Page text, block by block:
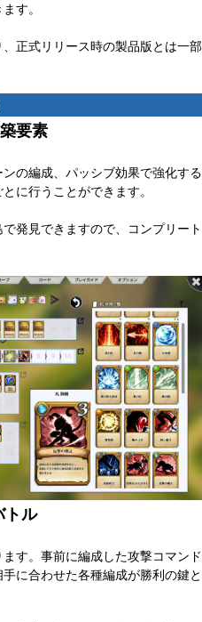
す。
正式リリース時の製品版とは一部
要素
の編成、パッシブ効果で強化する
に行うことができます。
発見できますので、コンプリート
トル
す。事前に編成した攻撃コマンド
に合わせた各種編成が勝利の鍵と